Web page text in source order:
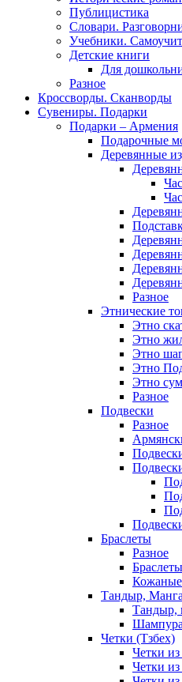
Публицистика
Словари.
Учебники.
Детские книги
Для
Разное
Кроссворды. Сканворды
Сувениры. Подарки
Подарки – Армения
Подарочные
Деревянные
Разное
Этнические
Этно
Этно
Этно
Этно
Этно
Разное
Подвески
Разное
Браслеты
Разное
Кожаные
Тандыр,
Тандыр,
Четки (Тзбех)
Четки из
Четки из